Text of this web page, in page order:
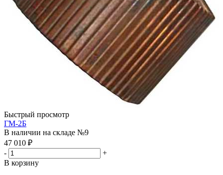
Быстрый просмотр
ГМ-2Б
В наличии на складе №9
47 010 ₽
-
+
В корзину